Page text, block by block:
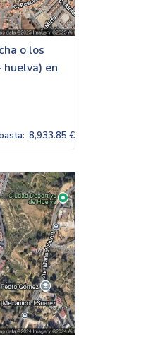
o los
en
8,933.85 €